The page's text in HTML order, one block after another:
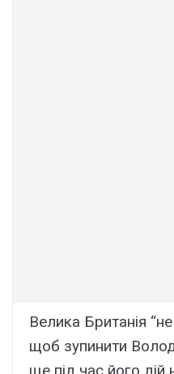
Велика Британія
щоб зупинити